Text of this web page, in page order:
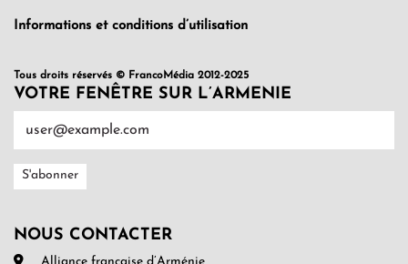
Informations et conditions d’utilisation
Tous droits réservés © FrancoMédia 2012-2025
VOTRE FENÊTRE SUR L’ARMENIE
NOUS CONTACTER